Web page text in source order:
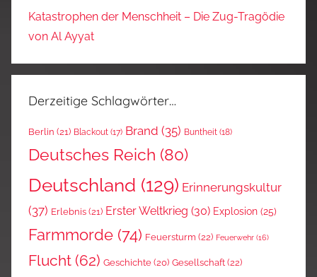
Katastrophen der Menschheit – Die Zug-Tragödie
von Al Ayyat
Derzeitige Schlagwörter…
Berlin (21) Blackout (17) Brand (35) Buntheit (18)
Deutsches Reich (80)
Deutschland (129) Erinnerungskultur
(37) Erlebnis (21) Erster Weltkrieg (30) Explosion (25)
Farmmorde (74) Feuersturm (22) Feuerwehr (16)
Flucht (62) Geschichte (20) Gesellschaft(22)